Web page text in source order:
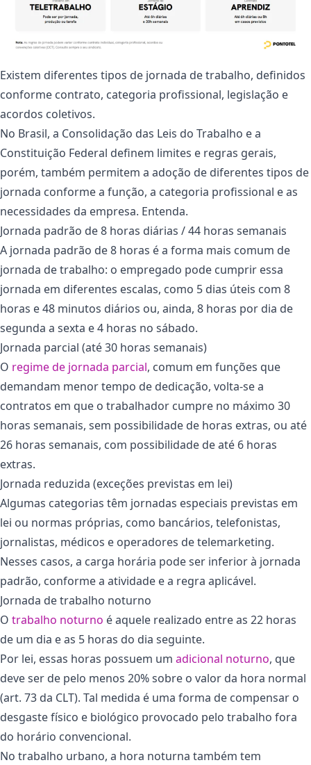
Existem diferentes tipos de jornada de trabalho, definidos
conforme contrato, categoria profissional, legislação e
acordos coletivos.
No Brasil, a Consolidação das Leis do Trabalho e a
Constituição Federal definem limites e regras gerais,
porém, também permitem a adoção de diferentes tipos de
jornada conforme a função, a categoria profissional e as
necessidades da empresa. Entenda.
Jornada padrão de 8 horas diárias / 44 horas semanais
A jornada padrão de 8 horas é a forma mais comum de
jornada de trabalho: o empregado pode cumprir essa
jornada em diferentes escalas, como 5 dias úteis com 8
horas e 48 minutos diários ou, ainda, 8 horas por dia de
segunda a sexta e 4 horas no sábado.
Jornada parcial (até 30 horas semanais)
O regime de jornada parcial, comum em funções que
demandam menor tempo de dedicação, volta-se a
contratos em que o trabalhador cumpre no máximo 30
horas semanais, sem possibilidade de horas extras, ou até
26 horas semanais, com possibilidade de até 6 horas
extras.
Jornada reduzida (exceções previstas em lei)
Algumas categorias têm jornadas especiais previstas em
lei ou normas próprias, como bancários, telefonistas,
jornalistas, médicos e operadores de telemarketing.
Nesses casos, a carga horária pode ser inferior à jornada
padrão, conforme a atividade e a regra aplicável.
Jornada de trabalho noturno
O trabalho noturno é aquele realizado entre as 22 horas
de um dia e as 5 horas do dia seguinte.
Por lei, essas horas possuem um adicional noturno, que
deve ser de pelo menos 20% sobre o valor da hora normal
(art. 73 da CLT). Tal medida é uma forma de compensar o
desgaste físico e biológico provocado pelo trabalho fora
do horário convencional.
No trabalho urbano, a hora noturna também tem